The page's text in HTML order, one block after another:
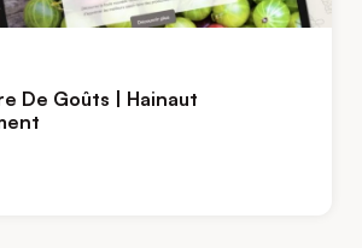
De Goûts | Hainaut